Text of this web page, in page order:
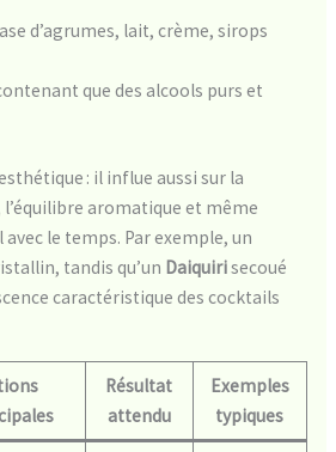
d’agrumes, lait, crème, sirops
que des alcools purs et
: il influe aussi sur la
aromatique et même
le temps. Par exemple, un
tandis qu’un Daiquirisecoué
caractéristique des cocktails
Résultat
attendu
Exemples
typiques